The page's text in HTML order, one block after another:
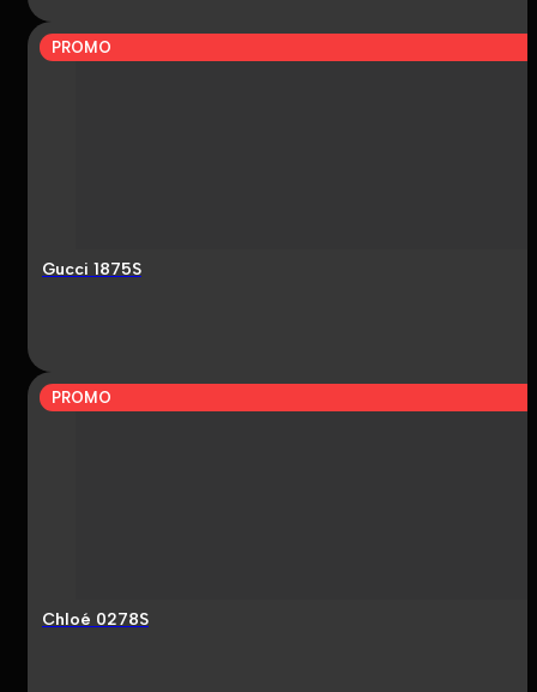
PROMO
Gucci 1875S
PROMO
Chloé 0278S